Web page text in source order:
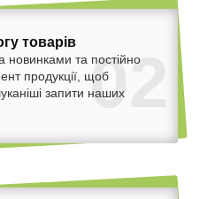
02
товарів
та постійно
продукції, щоб
запити наших